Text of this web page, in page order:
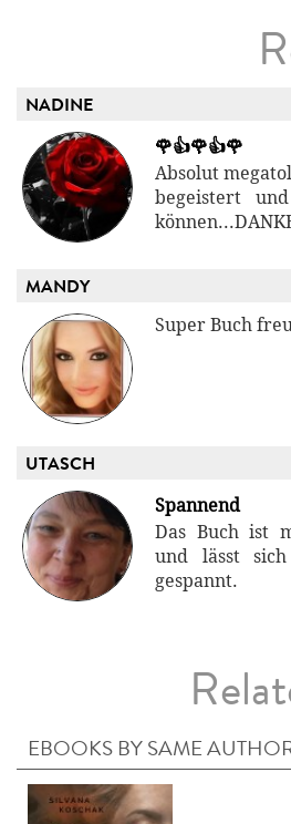
NADINE
🌹👍🌹👍🌹
Absolut
begeistert
MANDY
Super Buch
UTASCH
Spannend
Das Buch ist
und lässt
gespannt.
EBOOKS BY SAME